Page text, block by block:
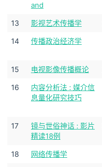
and
13 影视艺术传播学
14
传播政治经济学
15 电视影像传播概论
16
内容分析法 : 媒介信
息量化研究技巧
17
镜与世俗神话 : 影片
精读18例
18 网络传播学